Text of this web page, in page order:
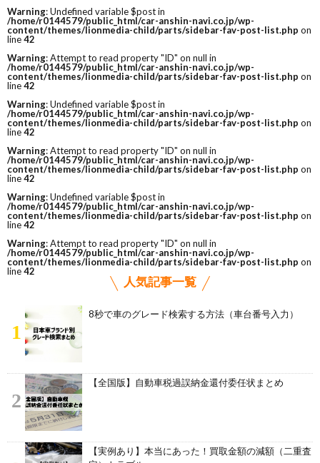
Warning: Undefined variable $post in
/home/r0144579/public_html/car-anshin-navi.co.jp/wp-
content/themes/lionmedia-child/parts/sidebar-fav-post-list.php on
line42
Warning: Attempt to read property "ID" on null in
/home/r0144579/public_html/car-anshin-navi.co.jp/wp-
content/themes/lionmedia-child/parts/sidebar-fav-post-list.php on
line42
Warning: Undefined variable $post in
/home/r0144579/public_html/car-anshin-navi.co.jp/wp-
content/themes/lionmedia-child/parts/sidebar-fav-post-list.php on
line42
Warning: Attempt to read property "ID" on null in
/home/r0144579/public_html/car-anshin-navi.co.jp/wp-
content/themes/lionmedia-child/parts/sidebar-fav-post-list.php on
line42
Warning: Undefined variable $post in
/home/r0144579/public_html/car-anshin-navi.co.jp/wp-
content/themes/lionmedia-child/parts/sidebar-fav-post-list.php on
line42
Warning: Attempt to read property "ID" on null in
/home/r0144579/public_html/car-anshin-navi.co.jp/wp-
content/themes/lionmedia-child/parts/sidebar-fav-post-list.php on
line42
人気記事一覧
1
8秒で車のグレード検索する方法（車台番号入力）
2
【全国版】自動車税過誤納金還付委任状まとめ
【実例あり】本当にあった！買取金額の減額（二重査